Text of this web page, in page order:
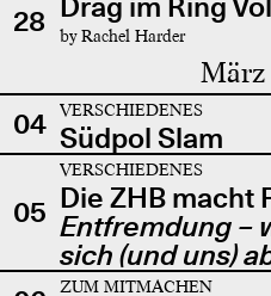
28
by Rachel Harder
04 VERSCHIEDENES
Südpol Slam
05
VERSCHIEDENES
Die ZHB macht
Entfremdung –
sich (und uns)
ZUM MITMACHEN